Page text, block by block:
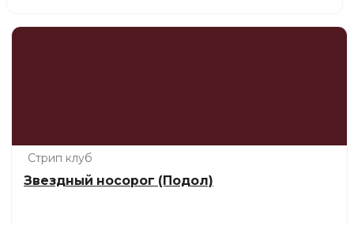
Стрип клуб
Звездный носорог (Подол)